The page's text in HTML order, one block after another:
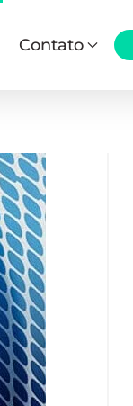
Contato